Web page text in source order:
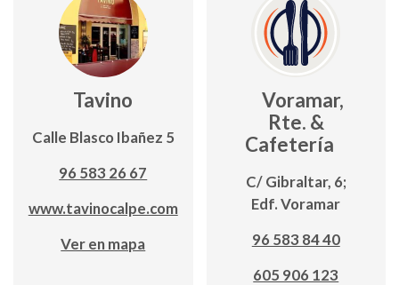
Tavino
Calle Blasco Ibañez 5
96 583 26 67
www.tavinocalpe.com
Ver en mapa
Voramar,
Rte. &
Cafetería
C/ Gibraltar, 6;
Edf. Voramar
96 583 84 40
605 906 123